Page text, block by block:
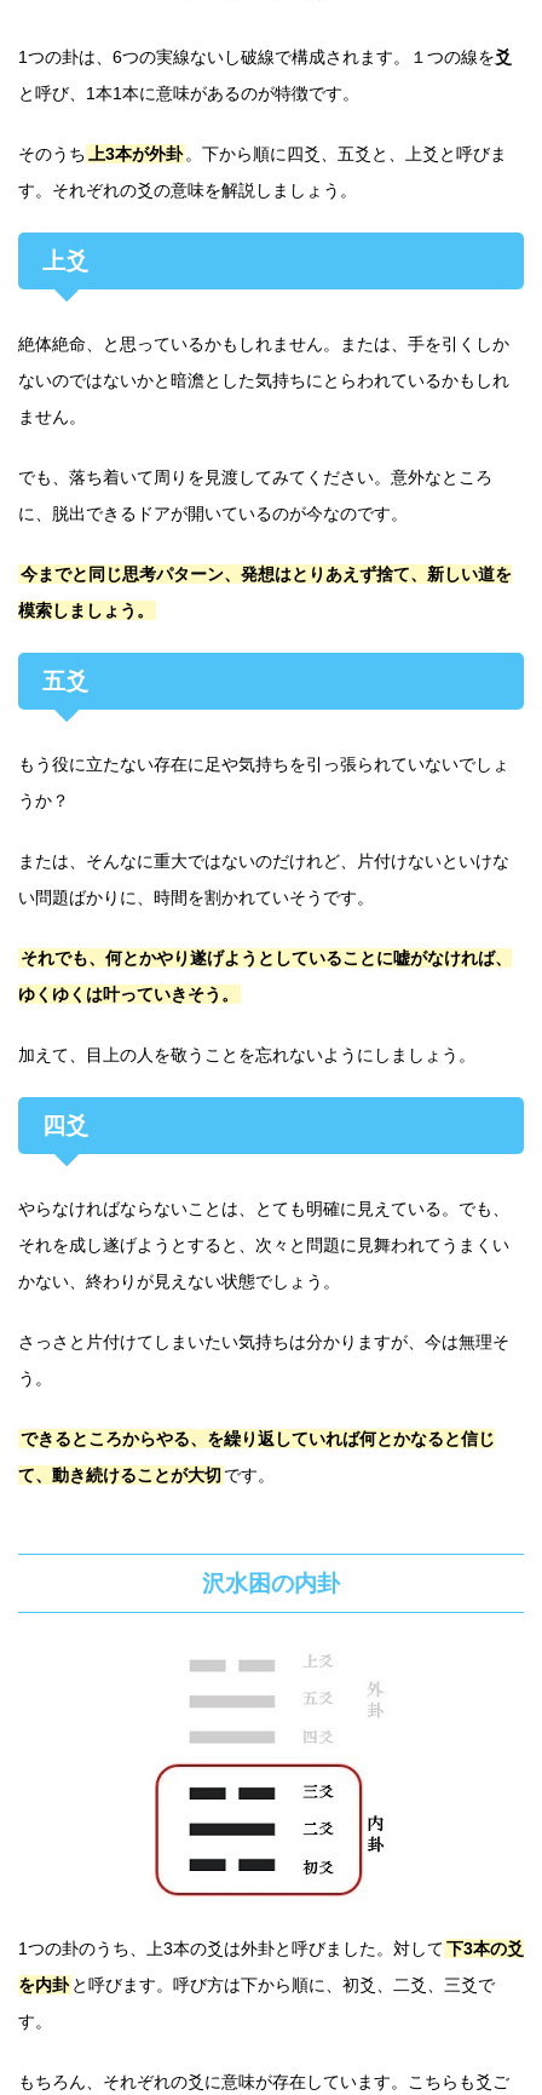
1つの卦は、6つの実線ないし破線で構成されます。１つの線を爻
と呼び、1本1本に意味があるのが特徴です。
そのうち 上3本が外卦 。下から順に四爻、五爻と、上爻と呼びま
す。それぞれの爻の意味を解説しましょう。
上爻
絶体絶命、と思っているかもしれません。または、手を引くしか
ないのではないかと暗澹とした気持ちにとらわれているかもしれ
ません。
でも、落ち着いて周りを見渡してみてください。意外なところ
に、脱出できるドアが開いているのが今なのです。
今までと同じ思考パターン、発想はとりあえず捨て、新しい道を
模索しましょう。
五爻
もう役に立たない存在に足や気持ちを引っ張られていないでしょ
うか？
または、そんなに重大ではないのだけれど、片付けないといけな
い問題ばかりに、時間を割かれていそうです。
それでも、何とかやり遂げようとしていることに嘘がなければ、
ゆくゆくは叶っていきそう。
加えて、目上の人を敬うことを忘れないようにしましょう。
四爻
やらなければならないことは、とても明確に見えている。でも、
それを成し遂げようとすると、次々と問題に見舞われてうまくい
かない、終わりが見えない状態でしょう。
さっさと片付けてしまいたい気持ちは分かりますが、今は無理そ
う。
できるところからやる、を繰り返していれば何とかなると信じ
て、動き続けることが大切 です。
沢水困の内卦
1つの卦のうち、上3本の爻は外卦と呼びました。対して下3本の爻
を内卦 と呼びます。呼び方は下から順に、初爻、二爻、三爻で
す。
もちろん、それぞれの爻に意味が存在しています。こちらも爻ご